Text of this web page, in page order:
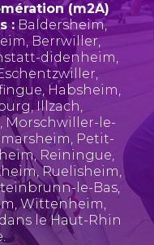
(m2A)
: Baldersheim,
, Berrwiller,
didenheim,
,
, Habsheim,
,Illzach,
, Morschwiller-le-
, Petit-
, Reiningue,
,Ruelisheim,
le-Bas,
,Wittenheim,
le Haut-Rhin